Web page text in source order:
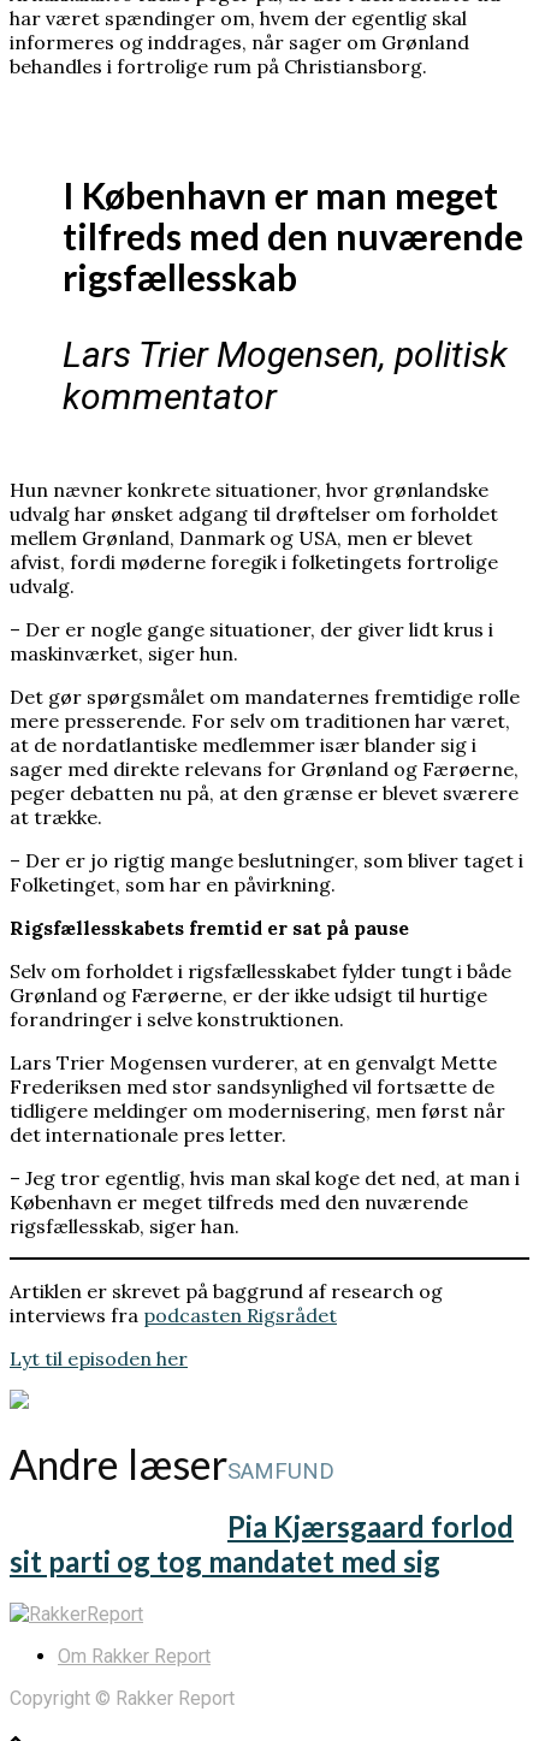
har været spændinger om, hvem der egentlig skal
informeres og inddrages, når sager om Grønland
behandles i fortrolige rum på Christiansborg.
I København er man meget
tilfreds med den nuværende
rigsfællesskab
Lars Trier Mogensen, politisk
kommentator
Hun nævner konkrete situationer, hvor grønlandske
udvalg har ønsket adgang til drøftelser om forholdet
mellem Grønland, Danmark og USA, men er blevet
afvist, fordi møderne foregik i folketingets fortrolige
udvalg.
– Der er nogle gange situationer, der giver lidt krus i
maskinværket, siger hun.
Det gør spørgsmålet om mandaternes fremtidige rolle
mere presserende. For selv om traditionen har været,
at de nordatlantiske medlemmer især blander sig i
sager med direkte relevans for Grønland og Færøerne,
peger debatten nu på, at den grænse er blevet sværere
at trække.
– Der er jo rigtig mange beslutninger, som bliver taget i
Folketinget, som har en påvirkning.
Rigsfællesskabets fremtid er sat på pause
Selv om forholdet i rigsfællesskabet fylder tungt i både
Grønland og Færøerne, er der ikke udsigt til hurtige
forandringer i selve konstruktionen.
Lars Trier Mogensen vurderer, at en genvalgt Mette
Frederiksen med stor sandsynlighed vil fortsætte de
tidligere meldinger om modernisering, men først når
det internationale pres letter.
– Jeg tror egentlig, hvis man skal koge det ned, at man i
København er meget tilfreds med den nuværende
rigsfællesskab, siger han.
Artiklen er skrevet på baggrund af research og
interviews fra podcasten Rigsrådet
Lyt til episoden her
Andre læserSAMFUND
Pia Kjærsgaard forlod
sit parti og tog mandatet med sig
Om Rakker Report
Copyright © Rakker Report